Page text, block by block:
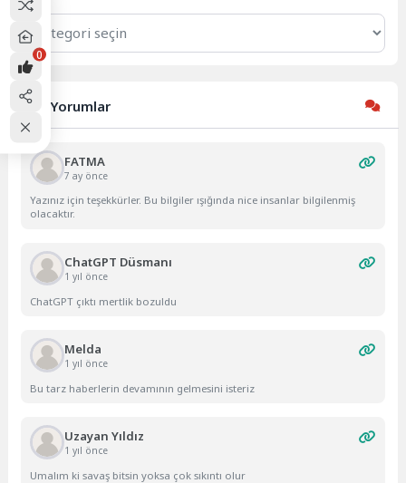
Son Yorumlar
FATMA
7 ay önce
Yazınız için teşekkürler. Bu bilgiler ışığında nice insanlar bilgilenmiş
olacaktır.
ChatGPT Düsmanı
1 yıl önce
ChatGPT çıktı mertlik bozuldu
Melda
1 yıl önce
Bu tarz haberlerin devamının gelmesini isteriz
Uzayan Yıldız
1 yıl önce
Umalım ki savaş bitsin yoksa çok sıkıntı olur
0